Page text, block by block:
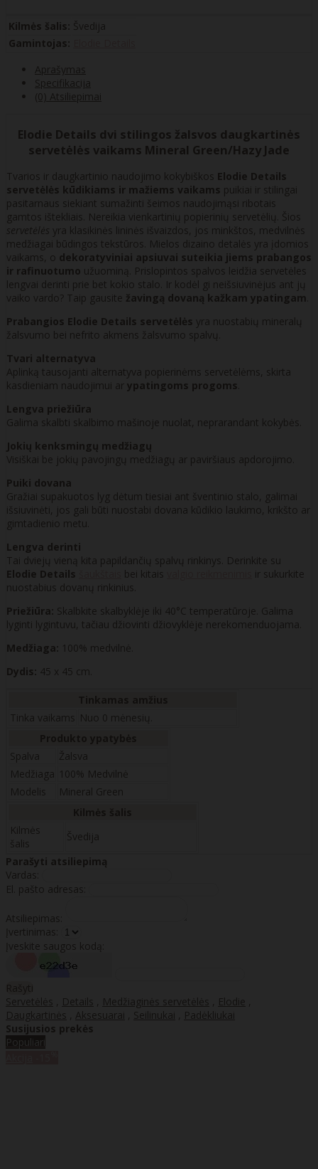
Kilmės šalis: Švedija
Gamintojas:
Aprašymas
Specifikacija
(0) Atsiliepimai
Elodie Details dvi stilingos žalsvos daugkartinės
servetėlės vaikams Mineral Green/Hazy Jade
Tvarios ir daugkartinio naudojimo kokybiškos Elodie Details
servetėlės ​​kūdikiams ir mažiems vaikams puikiai ir stilingai
pasitarnaus siekiant sumažinti šeimos naudojimąsi ribotais
gamtos ištekliais. Nereikia vienkartinių popierinių servetėlių. Šios
servetėlės yra klasikinės lininės išvaizdos, jos minkštos, medvilnės
medžiagai būdingos tekstūros. Mielos dizaino detalės yra įdomios
vaikams, o dekoratyviniai apsiuvai suteikia jiems prabangos
ir rafinuotumo užuominą. Prislopintos spalvos leidžia servetėles
lengvai derinti prie bet kokio stalo. Ir kodėl gi neišsiuvinėjus ant jų
vaiko vardo? Taip gausite žavingą dovaną kažkam ypatingam
Prabangios Elodie Details servetėlės yra nuostabių mineralų
žalsvumo bei nefrito akmens žalsvumo spalvų.
Tvari alternatyva
Aplinką tausojanti alternatyva popierinėms servetėlėms, skirta
kasdieniam naudojimui ar ypatingoms progoms
Lengva priežiūra
Galima skalbti skalbimo mašinoje nuolat, neprarandant kokybės.
Jokių kenksmingų medžiagų
Visiškai be jokių pavojingų medžiagų ar paviršiaus apdorojimo.
Puiki dovana
Gražiai supakuotos lyg dėtum tiesiai ant šventinio stalo, galimai
išsiuvinėti, jos gali būti nuostabi dovana kūdikio laukimo, krikšto ar
gimtadienio metu.
Lengva derinti
Tai dviejų vieną kita papildančių spalvų rinkinys. Derinkite su
Elodie Details
bei kitais
ir sukurkite
nuostabius dovanų rinkinius.
Priežiūra: Skalbkite skalbyklėje iki 40°C temperatūroje. Galima
lyginti lygintuvu, tačiau džiovinti džiovyklėje nerekomenduojama.
Medžiaga: 100% medvilnė.
Dydis: 45 x 45 cm.
Tinka vaikams Nuo 0 mėnesių.
Spalva
Žalsva
Medžiaga 100% Medvilnė
Modelis
Mineral Green
Kilmės
šalis
Švedija
Parašyti atsiliepimą
Vardas:
El. pašto adresas:
Atsiliepimas:
Įvertinimas:
Įveskite saugos kodą:
Rašyti
Servetėlės , Details , Medžiaginės servetėlės , Elodie ,
Daugkartinės , Aksesuarai , Seilinukai , Padėkliukai
Susijusios prekės
Populiari